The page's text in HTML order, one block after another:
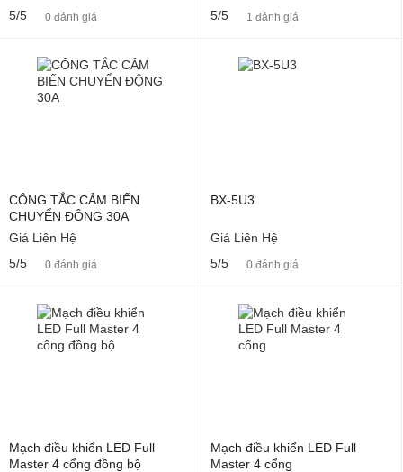
5/5
0 đánh giá
5/5
1 đánh giá
CÔNG TẮC CẢM BIẾN
CHUYỂN ĐỘNG 30A
Giá Liên Hệ
5/5
0 đánh giá
BX-5U3
Giá Liên Hệ
5/5
0 đánh giá
Mạch điều khiển LED Full
Master 4 cổng đồng bộ
Mạch điều khiển LED Full
Master 4 cổng